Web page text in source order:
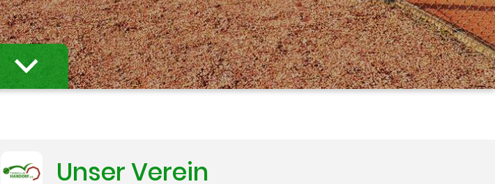
Unser Verein